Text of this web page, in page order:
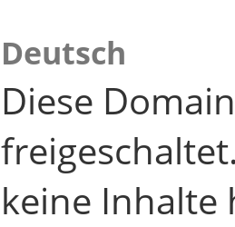
Deutsch
Diese
keine Inhalte